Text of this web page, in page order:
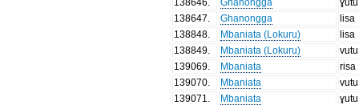
138647
Ghanongga
lisa
138848
Mbaniata (Lokuru)
lisa
138849
Mbaniata (Lokuru)
vutu
139069
Mbaniata
risa
139070
Mbaniata
vutu
139071
Mbaniata
ɣutu